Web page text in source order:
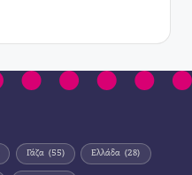
Γάζα (55) Ελλάδα (28)